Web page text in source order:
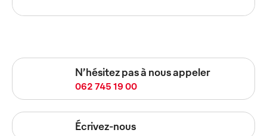
N’hésitez pas à nous appeler
062 745 19 00
Écrivez-nous